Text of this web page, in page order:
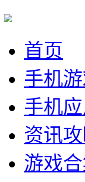
首页
手机
手机应
资讯
游戏